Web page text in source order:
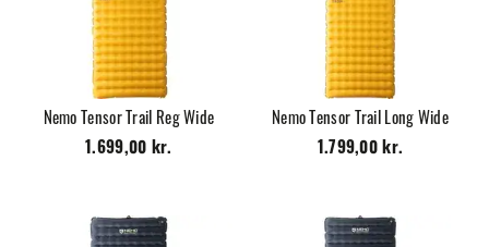
Nemo Tensor Trail Reg Wide
1.699,00 kr.
Nemo Tensor Trail Long Wide
1.799,00 kr.